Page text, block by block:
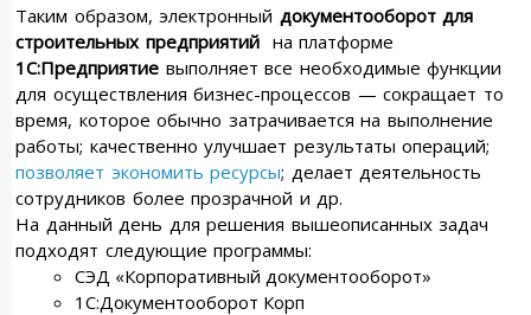
Таким образом, электронный документооборот для
строительных предприятийна платформе
1С:Предприятие выполняет все необходимые функции
для осуществления бизнес-процессов — сокращает то
время, которое обычно затрачивается на выполнение
работы; качественно улучшает результаты операций;
позволяет экономить ресурсы; делает деятельность
сотрудников более прозрачной и др.
На данный день для решения вышеописанных задач
подходят следующие программы:
СЭД «Корпоративный документооборот»
1С:Документооборот Корп